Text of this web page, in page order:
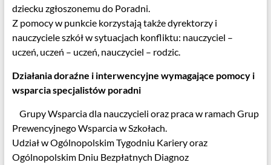
dziecku zgłoszonemu do Poradni.
Z pomocy w punkcie korzystają także dyrektorzy i
nauczyciele szkół w sytuacjach konfliktu: nauczyciel –
uczeń, uczeń – uczeń, nauczyciel – rodzic.
Działania doraźne i interwencyjne wymagające pomocy i
wsparcia specjalistów poradni
Grupy Wsparcia dla nauczycieli oraz praca w ramach Grup
Prewencyjnego Wsparcia w Szkołach.
Udział w Ogólnopolskim Tygodniu Kariery oraz
Ogólnopolskim Dniu Bezpłatnych Diagnoz